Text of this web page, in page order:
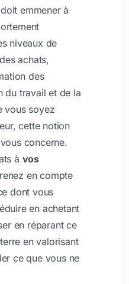
emmener à
niveaux de
achats,
des
du travail et de la
vous soyez
cette notion
concerne.
à vos
en compte
dont vous
éduire en achetant
en réparant ce
en valorisant
ce que vous ne